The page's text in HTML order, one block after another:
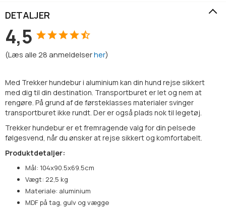
DETALJER
4,5
(Læs alle28anmeldelserher)
Med Trekker hundebur i aluminium kan din hund rejse sikkert
med dig til din destination. Transportburet er let og nem at
rengøre. På grund af de førsteklasses materialer svinger
transportburet ikke rundt. Der er også plads nok til legetøj.
Trekker hundebur er et fremragende valg for din pelsede
følgesvend, når du ønsker at rejse sikkert og komfortabelt.
Produktdetaljer:
Mål: 104x90.5x69.5cm
Vægt: 22,5 kg
Materiale: aluminium
MDF på tag, gulv og vægge